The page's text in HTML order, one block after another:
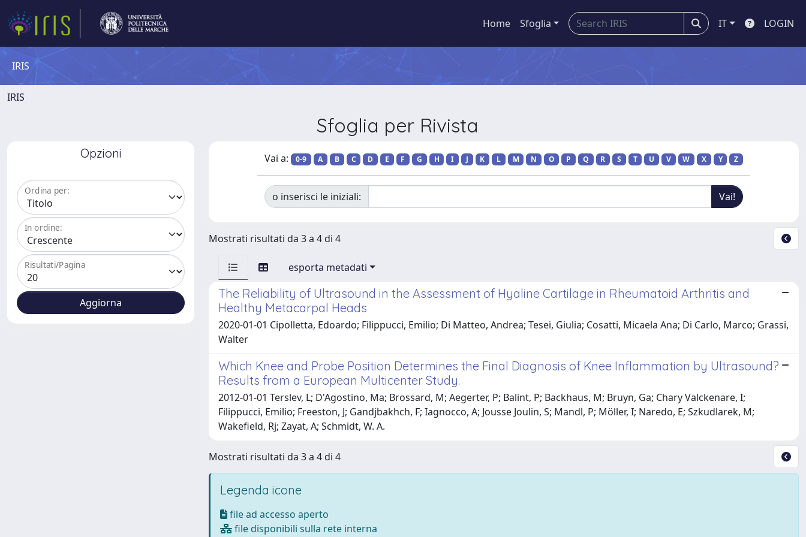
Home Sfoglia IT LOGIN
IRIS
IRIS
Sfoglia per Rivista
Opzioni
Ordina per:
In ordine:
Risultati/Pagina
Vai a: 0-9 A B C D E F G H I J K L M N O P Q R S T U V W X Y Z
o inserisci le iniziali:
Mostrati risultati da 3 a 4 di 4
esporta metadati
The Reliability of Ultrasound in the Assessment of Hyaline Cartilage in Rheumatoid Arthritis and
Healthy Metacarpal Heads
2020-01-01 Cipolletta, Edoardo; Filippucci, Emilio; Di Matteo, Andrea; Tesei, Giulia; Cosatti, Micaela Ana; Di Carlo, Marco; Grassi,
Walter
Which Knee and Probe Position Determines the Final Diagnosis of Knee Inflammation by Ultrasound?
Results from a European Multicenter Study.
2012-01-01 Terslev, L; D'Agostino, Ma; Brossard, M; Aegerter, P; Balint, P; Backhaus, M; Bruyn, Ga; Chary Valckenare, I;
Filippucci, Emilio; Freeston, J; Gandjbakhch, F; Iagnocco, A; Jousse Joulin, S; Mandl, P; Möller, I; Naredo, E; Szkudlarek, M;
Wakefield, Rj; Zayat, A; Schmidt, W. A.
Mostrati risultati da 3 a 4 di 4
Legenda icone
file ad accesso aperto
file disponibili sulla rete interna